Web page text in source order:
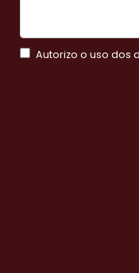
Autorizo o uso dos